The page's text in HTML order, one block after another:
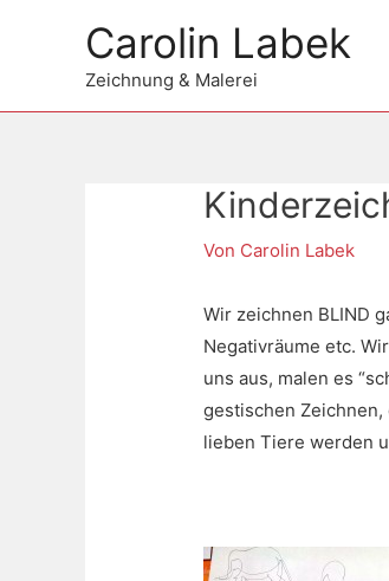
Carolin Labek
Zeichnung & Malerei
Von Carolin Labek
Wir zeichnen BLIND
Negativräume etc.
uns aus, malen es
gestischen
lieben Tiere werden
Beitragsnavigation